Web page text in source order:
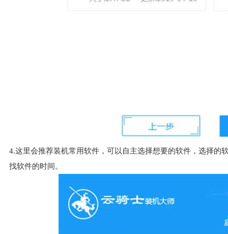
4.这里会推荐装机常用软件，可以自主选择想要的软件，选择的
找软件的时间。